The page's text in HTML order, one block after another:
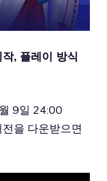
, 플레이 방식
9일 24:00
을 다운받으면